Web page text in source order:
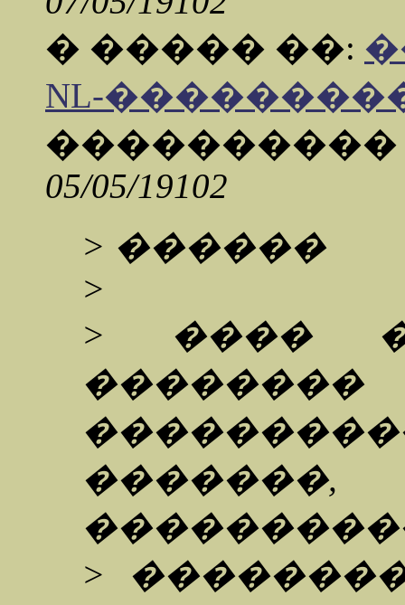
� ����� ��:
NL-
05/05/19102
> ������
>
> ���� �
>